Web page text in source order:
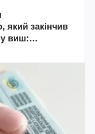
який закінчив
у виш: